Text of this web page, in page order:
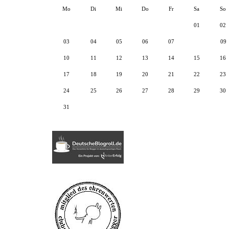
Mo Di Mi Do Fr Sa So
01 02
03 04 05 06 07 09
10 11 12 13 14 15 16
17 18 19 20 21 22 23
24 25 26 27 28 29 30
31